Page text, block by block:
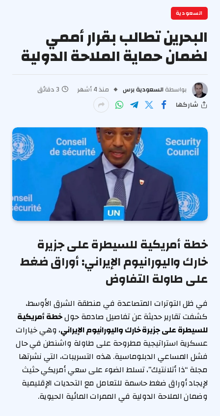
السعودية
البحرين تطالب بقرار أممي
لضمان حماية الملاحة الدولية
بواسطة السعودية برس منذ 4 أشهر
3 دقائق
شاركها
خطة أمريكية للسيطرة على جزيرة
خارك واليورانيوم الإيراني: أوراق ضغط
على طاولة التفاوض
في ظل التوترات المتصاعدة في منطقة الشرق الأوسط،
كشفت تقارير حديثة عن تفاصيل صادمة حولخطة أمريكية
للسيطرة على جزيرة خارك واليورانيوم الإيراني، وهي خيارات
عسكرية استراتيجية مطروحة على طاولة واشنطن في حال
فشل المساعي الدبلوماسية. هذه التسريبات، التي نشرتها
مجلة “ذا أتلانتيك”، تسلط الضوء على سعي أمريكي حثيث
لإيجاد أوراق ضغط حاسمة للتعامل مع التحديات الإقليمية
وضمان الملاحة الدولية في الممرات المائية الحيوية.